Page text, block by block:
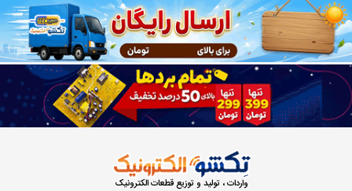
واردات ، تولید و توزیع قطعات الکترونیک